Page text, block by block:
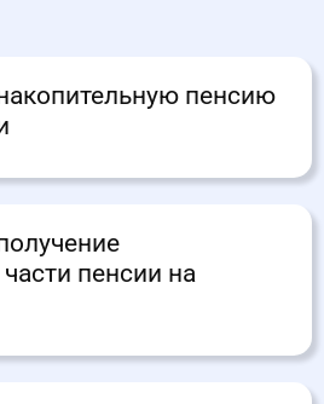
пенсию
пенсии на